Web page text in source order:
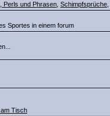
Perls und Phrasen Schimpfsprüche
Sportes in einem forum
Tisch